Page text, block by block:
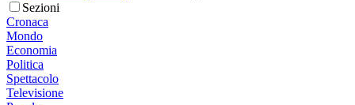
Sezioni
Cronaca
Mondo
Economia
Politica
Spettacolo
Televisione